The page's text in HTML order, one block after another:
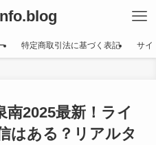
特定商取引法に基づく表記 サイ
南2025最新！ライ
はある？リアルタ